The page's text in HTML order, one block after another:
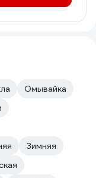
Омывайка
Зимняя